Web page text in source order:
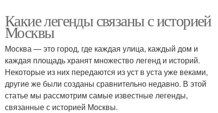
Какие легенды связаны с историей
Москвы
Москва — это город, где каждая улица, каждый дом и
каждая площадь хранят множество легенд и историй.
Некоторые из них передаются из уст в уста уже веками,
другие же были созданы сравнительно недавно. В этой
статье мы рассмотрим самые известные легенды,
связанные с историей Москвы.